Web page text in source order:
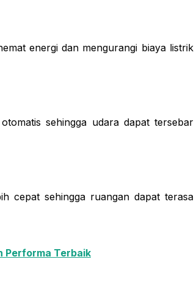
energi dan mengurangi biaya listrik
sehingga udara dapat tersebar
cepat sehingga ruangan dapat terasa
Performa Terbaik